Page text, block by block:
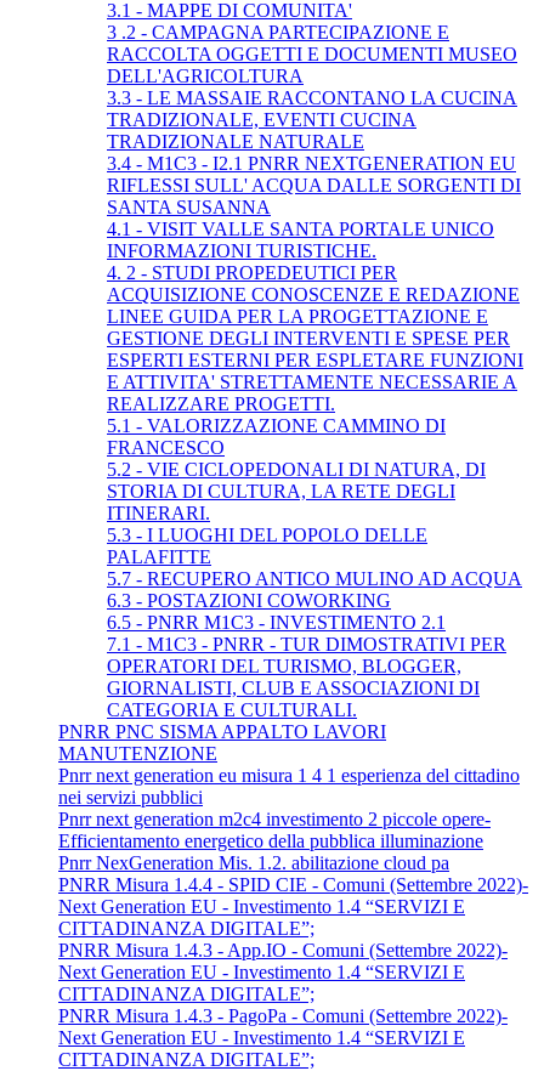
3.1 - MAPPE DI COMUNITA'
3 .2 - CAMPAGNA PARTECIPAZIONE E
RACCOLTA OGGETTI E DOCUMENTI MUSEO
DELL'AGRICOLTURA
3.3 - LE MASSAIE RACCONTANO LA CUCINA
TRADIZIONALE, EVENTI CUCINA
TRADIZIONALE NATURALE
3.4 - M1C3 - I2.1 PNRR NEXTGENERATION EU
RIFLESSI SULL' ACQUA DALLE SORGENTI DI
SANTA SUSANNA
4.1 - VISIT VALLE SANTA PORTALE UNICO
INFORMAZIONI TURISTICHE.
4. 2 - STUDI PROPEDEUTICI PER
ACQUISIZIONE CONOSCENZE E REDAZIONE
LINEE GUIDA PER LA PROGETTAZIONE E
GESTIONE DEGLI INTERVENTI E SPESE PER
ESPERTI ESTERNI PER ESPLETARE FUNZIONI
E ATTIVITA' STRETTAMENTE NECESSARIE A
REALIZZARE PROGETTI.
5.1 - VALORIZZAZIONE CAMMINO DI
FRANCESCO
5.2 - VIE CICLOPEDONALI DI NATURA, DI
STORIA DI CULTURA, LA RETE DEGLI
ITINERARI.
5.3 - I LUOGHI DEL POPOLO DELLE
PALAFITTE
5.7 - RECUPERO ANTICO MULINO AD ACQUA
6.3 - POSTAZIONI COWORKING
6.5 - PNRR M1C3 - INVESTIMENTO 2.1
7.1 - M1C3 - PNRR - TUR DIMOSTRATIVI PER
OPERATORI DEL TURISMO, BLOGGER,
GIORNALISTI, CLUB E ASSOCIAZIONI DI
CATEGORIA E CULTURALI.
PNRR PNC SISMA APPALTO LAVORI
MANUTENZIONE
Pnrr next generation eu misura 1 4 1 esperienza del cittadino
nei servizi pubblici
Pnrr next generation m2c4 investimento 2 piccole opere-
Efficientamento energetico della pubblica illuminazione
Pnrr NexGeneration Mis. 1.2. abilitazione cloud pa
PNRR Misura 1.4.4 - SPID CIE - Comuni (Settembre 2022)-
Next Generation EU - Investimento 1.4 “SERVIZI E
CITTADINANZA DIGITALE”;
PNRR Misura 1.4.3 - App.IO - Comuni (Settembre 2022)-
Next Generation EU - Investimento 1.4 “SERVIZI E
CITTADINANZA DIGITALE”;
PNRR Misura 1.4.3 - PagoPa - Comuni (Settembre 2022)-
Next Generation EU - Investimento 1.4 “SERVIZI E
CITTADINANZA DIGITALE”;